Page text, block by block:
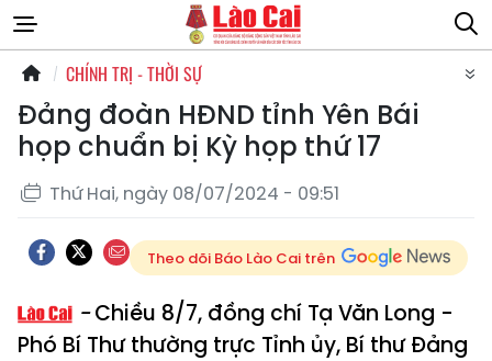
CHÍNH TRỊ - THỜI SỰ
Đảng đoàn HĐND tỉnh Yên Bái
họp chuẩn bị Kỳ họp thứ 17
Thứ Hai, ngày 08/07/2024 - 09:51
Theo dõi Báo Lào Cai trên
Chiều 8/7, đồng chí Tạ Văn Long -
Phó Bí Thư thường trực Tỉnh ủy, Bí thư Đảng